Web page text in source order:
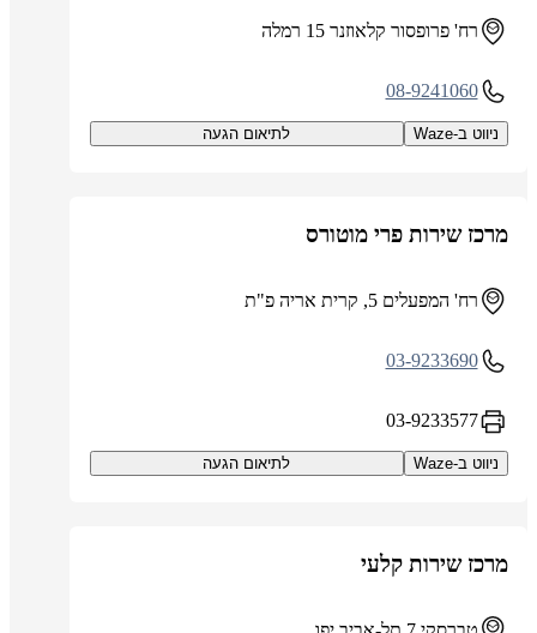
רח' פרופסור קלאוזנר 15 רמלה
08-9241060
ניווט ב-Waze לתיאום הגעה
מרכז שירות פרי מוטורס
רח' המפעלים 5, קרית אריה פ"ת
03-9233690
03-9233577
ניווט ב-Waze לתיאום הגעה
מרכז שירות קלעי